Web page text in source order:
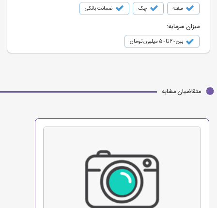
سفته چک ضمانت بانکی
میزان سرمایه:
بین ۲۰ تا ۵۰ میلیون تومان
متقاضیان مشابه